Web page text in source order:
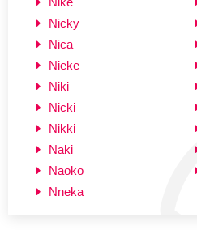
Nicky
Nica
Nieke
Niki
Nicki
Nikki
Naki
Naoko
Nneka